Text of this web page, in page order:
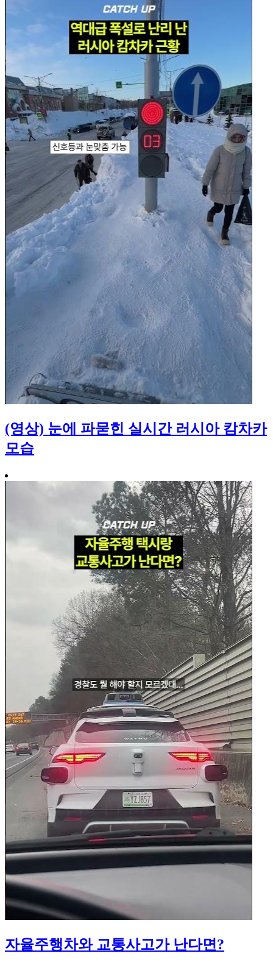
(영상) 눈에 파묻힌 실시간 러시아 캄차카
모습
자율주행차와 교통사고가 난다면?